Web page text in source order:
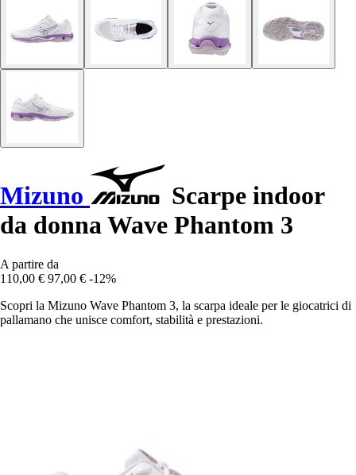
Mizuno
Scarpe indoor
da donna Wave Phantom 3
A partire da
110,00 € 97,00 € -12%
Scopri la Mizuno Wave Phantom 3, la scarpa ideale per le giocatrici di
pallamano che unisce comfort, stabilità e prestazioni.